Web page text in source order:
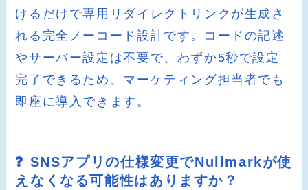
けるだけで専用リダイレクトリンクが生成さ
れる完全ノーコード設計です。コードの記述
やサーバー設定は不要で、わずか5秒で設定
完了できるため、マーケティング担当者でも
即座に導入できます。
❓ SNSアプリの仕様変更でNullmarkが使
えなくなる可能性はありますか？